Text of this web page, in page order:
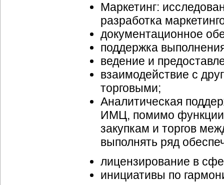
Маркетинг:
разработка
документационное
поддержка
ведение и
взаимодействие с
торговыми;
Аналитическая
ИМЦ, помимо функции
закупкам и торгов
выполнять ряд
лицензирование в
инициативы по